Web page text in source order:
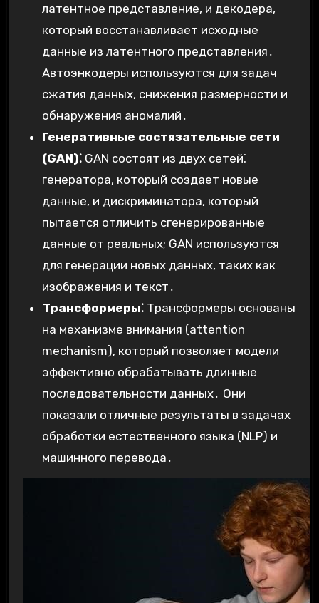
латентное представление, и декодера,
который восстанавливает исходные
данные из латентного представления․
Автоэнкодеры используются для задач
сжатия данных, снижения размерности и
обнаружения аномалий․
Генеративные состязательные сети
(GAN)⁚GAN состоят из двух сетей⁚
генератора, который создает новые
данные, и дискриминатора, который
пытается отличить сгенерированные
данные от реальных; GAN используются
для генерации новых данных, таких как
изображения и текст․
Трансформеры⁚Трансформеры основаны
на механизме внимания (attention
mechanism), который позволяет модели
эффективно обрабатывать длинные
последовательности данных․ Они
показали отличные результаты в задачах
обработки естественного языка (NLP) и
машинного перевода․